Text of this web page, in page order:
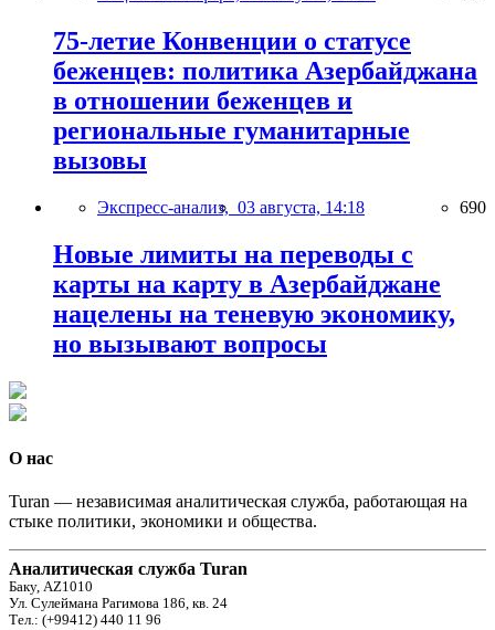
75-летие Конвенции о статусе
беженцев: политика Азербайджана
в отношении беженцев и
региональные гуманитарные
вызовы
Экспресс-анализ, 03 августа, 14:18 690
Новые лимиты на переводы с
карты на карту в Азербайджане
нацелены на теневую экономику,
но вызывают вопросы
О нас
Turan — независимая аналитическая служба, работающая на
стыке политики, экономики и общества.
Аналитическая служба Turan
Баку, AZ1010
Ул. Сулеймана Рагимова 186, кв. 24
Тел.: (+99412) 440 11 96